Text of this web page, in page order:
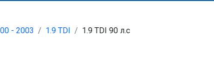
- 2003 1.9 TDI 1.9 TDI 90 л.с